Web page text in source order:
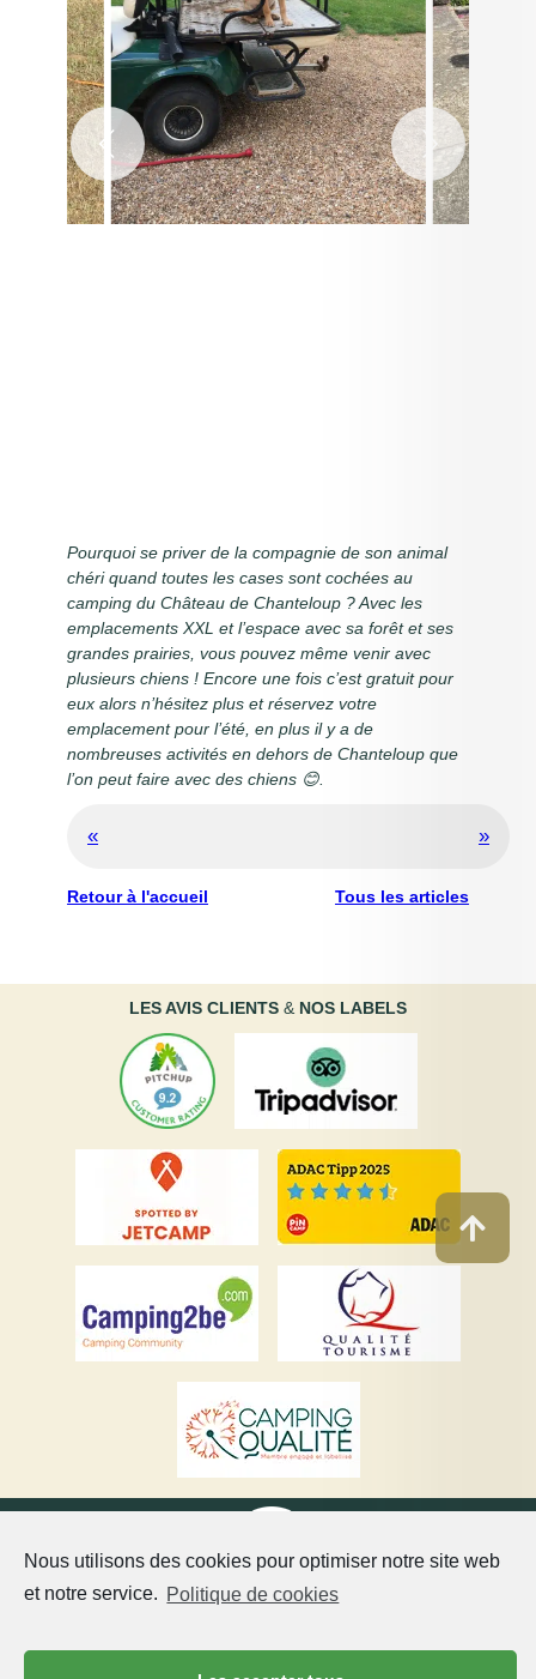
Nous utilisons des cookies pour optimiser notre site web
et notre service. Politique de cookies
Pourquoi se priver de la compagnie de son animal
chéri quand toutes les cases sont cochées au
camping du Château de Chanteloup ? Avec les
emplacements XXL et l’espace avec sa forêt et ses
grandes prairies, vous pouvez même venir avec
plusieurs chiens ! Encore une fois c’est gratuit pour
eux alors n’hésitez plus et réservez votre
emplacement pour l’été, en plus il y a de
nombreuses activités en dehors de Chanteloup que
l’on peut faire avec des chiens 😊.
« »
Retour à l'accueil Tous les articles
LES AVIS CLIENTS & NOS LABELS